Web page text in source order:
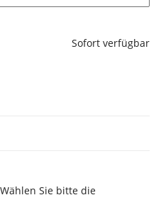
Sofort verfügbar
Sie bitte die